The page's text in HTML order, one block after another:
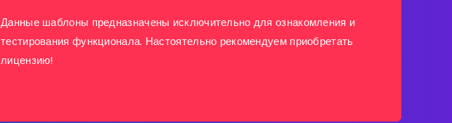
Данные шаблоны предназначены исключительно для ознакомления и
тестирования функционала. Настоятельно рекомендуем приобретать
лицензию!